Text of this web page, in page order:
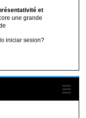
et
une grande
iniciar sesion?